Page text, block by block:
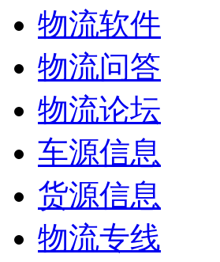
物流软件
物流问答
物流论坛
车源信息
货源信息
物流专线